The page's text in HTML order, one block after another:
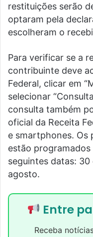
restituições serão
optaram pela
escolheram o
Para verificar se a
contribuinte deve
Federal, clicar em
selecionar
consulta também
oficial da Receita
e smartphones. Os
estão
seguintes datas:
agosto.
Entre
Receba